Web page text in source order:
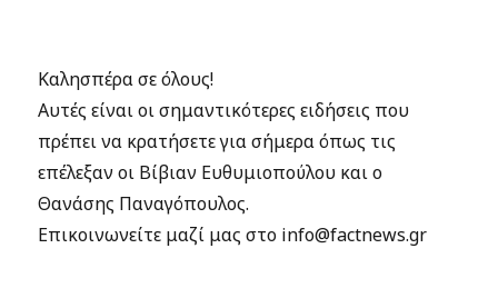
Καλησπέρα σε όλους!
Αυτές είναι οι σημαντικότερες ειδήσεις που
πρέπει να κρατήσετε για σήμερα όπως τις
επέλεξαν οι Βίβιαν Ευθυμιοπούλου και ο
Θανάσης Παναγόπουλος.
Επικοινωνείτε μαζί μας στο info@factnews.gr